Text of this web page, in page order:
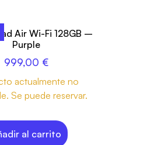
Air Wi-Fi 128GB –
Purple
999,00 €
actualmente no
Se puede reservar.
al carrito